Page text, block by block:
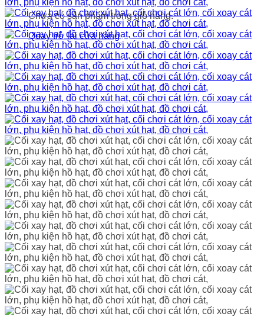
Chưa có sản phẩm trong giỏ hàng.
Quay trở lại cửa hàng